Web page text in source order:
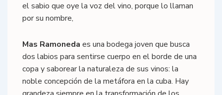
el sabio que oye la voz del vino, porque lo llaman
por su nombre,
Mas Ramoneda es una bodega joven que busca
dos labios para sentirse cuerpo en el borde de una
copa y saborear la naturaleza de sus vinos: la
noble concepción de la metáfora en la cuba. Hay